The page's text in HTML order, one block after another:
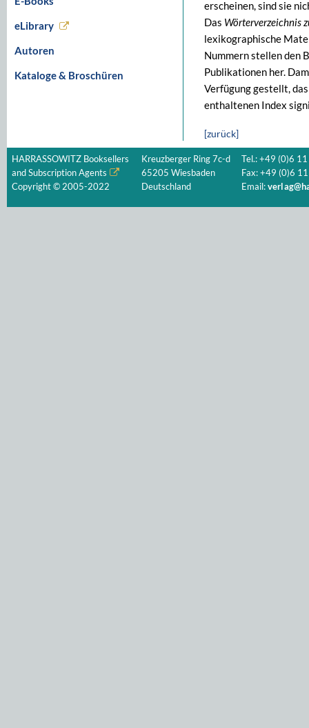
eLibrary
Autoren
Kataloge & Broschüren
erscheinen, sind sie
Das Wörterverzeichnis
lexikographische
Nummern stellen den
Publikationen her.
Verfügung gestellt,
enthaltenen Index
[zurück]
HARRASSOWITZ Booksellers
and Subscription Agents
Copyright © 2005-2022
Kreuzberger Ring 7c-d
65205 Wiesbaden
Deutschland
Tel.: +49 (0)6
Fax: +49 (0)6
Email: